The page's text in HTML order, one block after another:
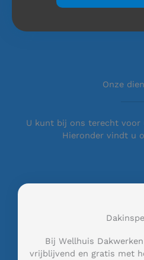
Onze
U kunt bij ons terecht voor
Hieronder vindt u
Bij Wellhuis
vrijblijvend en gratis met